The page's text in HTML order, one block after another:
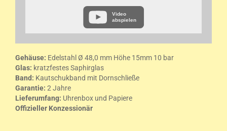
Weitere Informationen zum Datenschutz bei „YouTube“ finden Sie in
der Datenschutzerklärung des Anbieters unter:
Video
abspielen
Gehäuse: Edelstahl Ø 48,0 mm Höhe 15mm 10 bar
Glas: kratzfestes Saphirglas
Band: Kautschukband mit Dornschließe
Garantie: 2 Jahre
Lieferumfang: Uhrenbox und Papiere
Offizieller Konzessionär